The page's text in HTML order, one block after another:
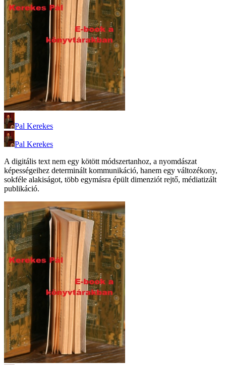
Pal Kerekes
Pal Kerekes
A digitális text nem egy kötött módszertanhoz, a nyomdászat
képességeihez determinált kommunikáció, hanem egy változékony,
sokféle alakiságot, több egymásra épült dimenziót rejtő, médiatizált
publikáció.